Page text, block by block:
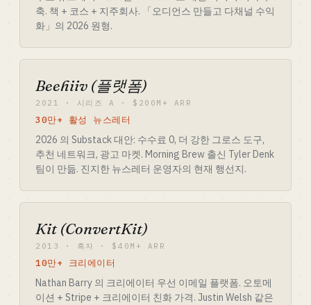
축. 책 + 코스 + 지주회사. 「오디언스 만들고 다채널 수익
화」의 2026 원형.
Beehiiv (플랫폼)
2021 · 시리즈 A · $200M+ ARR
30만+ 활성 뉴스레터
2026 의 Substack 대안: 수수료 0, 더 강한 그로스 도구,
추천 네트워크, 광고 마켓. Morning Brew 출신 Tyler Denk
팀이 만듦. 진지한 뉴스레터 운영자의 현재 행선지.
Kit (ConvertKit)
2013 · 흑자 · $40M+ ARR
10만+ 크리에이터
Nathan Barry 의 크리에이터 우선 이메일 플랫폼. 오토메
이션 + Stripe + 크리에이터 친화 가격. Justin Welsh 같은